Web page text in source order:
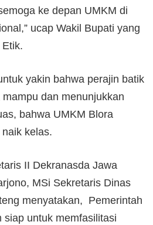
ke depan UMKM di
ucap Wakil Bupati yang
yakin bahwa perajin batik
dan menunjukkan
bahwa UMKM Blora
kelas.
II Dekranasda Jawa
MSi Sekretaris Dinas
menyatakan, Pemerintah
siap untuk memfasilitasi